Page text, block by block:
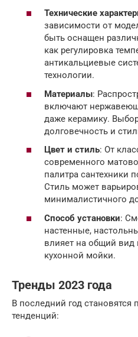
Технические
зависимости от
быть оснащен
как регулировка
антикальциевые
технологии.
Материалы:
включают
даже керамику.
долговечность и
Цвет и стиль: От
современного
палитра сантехники
Стиль может
минималистичного
Способ установки:
настенные,
влияет на общий вид
кухонной мойки.
Тренды 2023 года
В последний год
тенденций: